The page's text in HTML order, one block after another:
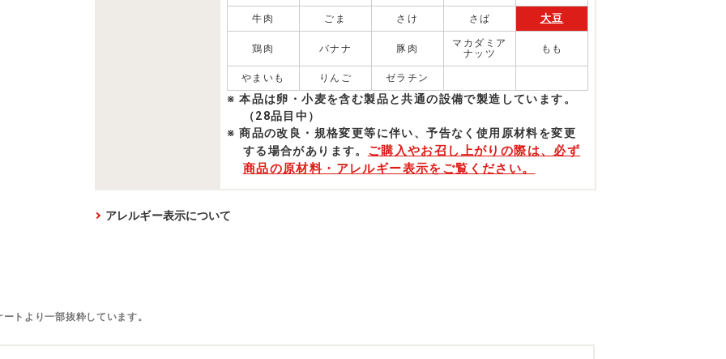
牛肉 ごま さけ さば 大豆
鶏肉 バナナ 豚肉
マカダミア
ナッツ
もも
やまいも りんご ゼラチン
本品は卵・小麦を含む製品と共通の設備で製造しています。
（28品目中）
商品の改良・規格変更等に伴い、予告なく使⽤原材料を変更
する場合があります。 ご購入やお召し上がりの際は、必ず
商品の原材料・アレルギー表示をご覧ください。
アレルギー表示について
トより一部抜粋しています。